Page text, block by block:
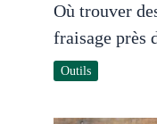
Où trouver
fraisage près
Outils